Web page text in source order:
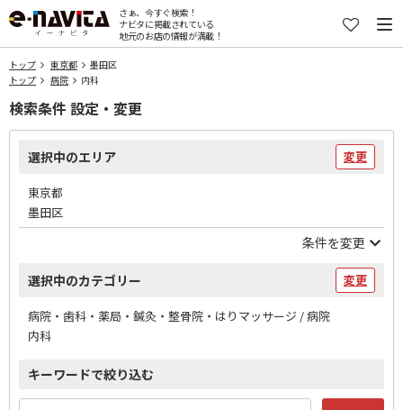
さぁ、今すぐ検索！
ナビタに掲載されている
地元のお店の情報が満載！
トップ 東京都
墨田区
トップ
病院 内科
検索条件 設定・変更
選択中のエリア 変更
東京都
墨田区
条件を変更
選択中のカテゴリー 変更
病院・歯科・薬局・鍼灸・整骨院・はりマッサージ / 病院
内科
キーワードで絞り込む